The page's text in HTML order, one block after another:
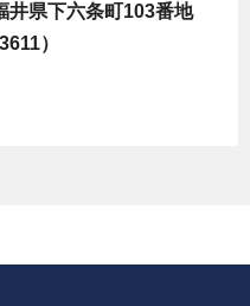
県下六条町103番地
）